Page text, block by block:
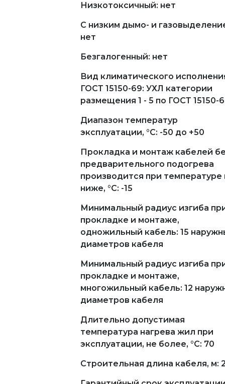
Низкотоксичный: нет
С низким дымо- и
нет
Безгалогенный: нет
Вид климатического
ГОСТ 15150-69: УХЛ категории
размещения 1 - 5 по ГОСТ 15150-
Диапазон температур
эксплуатации, °С: -50 до +50
Прокладка и монтаж кабелей
предварительного подогрева
производится при температуре
ниже, °С: -15
Минимальный радиус изгиба
прокладке и монтаже,
одножильный кабель: 15
диаметров кабеля
Минимальный радиус изгиба
прокладке и монтаже,
многожильный кабель: 12
диаметров кабеля
Длительно допустимая
температура нагрева жил при
эксплуатации, не более, °С: 70
Строительная длина кабеля, м: